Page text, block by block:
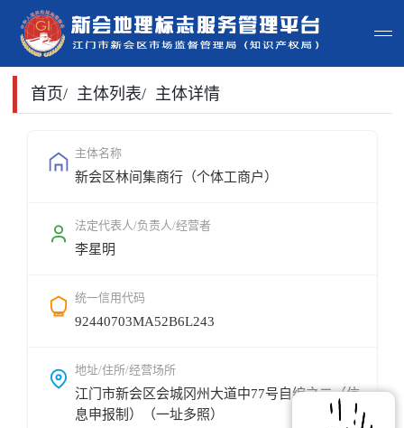
首页
政策法规
申请指南
地标地图
用户登录
首页/ 主体列表/ 主体详情
主体名称
新会区林间集商行（个体工商户）
法定代表人/负责人/经营者
李星明
统一信用代码
92440703MA52B6L243
地址/住所/经营场所
江门市新会区会城冈州大道中77号自编之二（信
息申报制）（一址多照）